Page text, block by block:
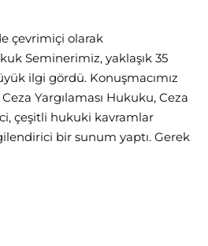
çevrimiçi olarak
Seminerimiz, yaklaşık 35
ilgi gördü. Konuşmacımız
Yargılaması Hukuku, Ceza
çeşitli hukuki kavramlar
bir sunum yaptı. Gerek